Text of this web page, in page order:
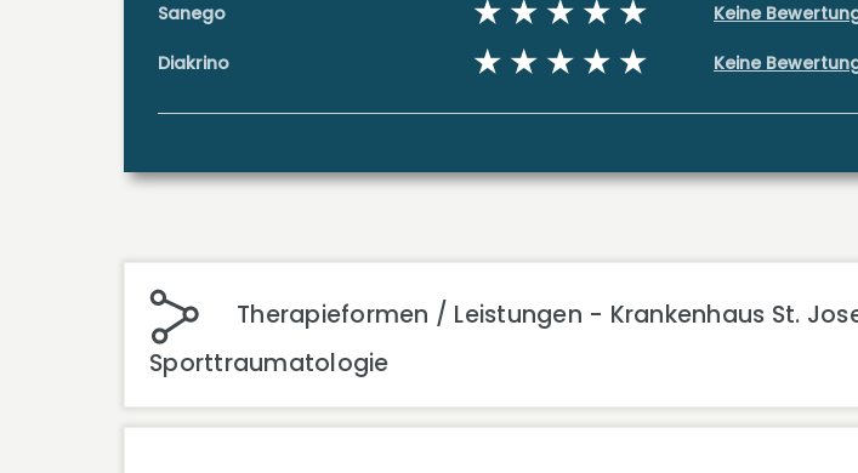
Sanego Keine
Diakrino Keine
Therapieformen / Leistungen - Krankenhaus St.
Sporttraumatologie